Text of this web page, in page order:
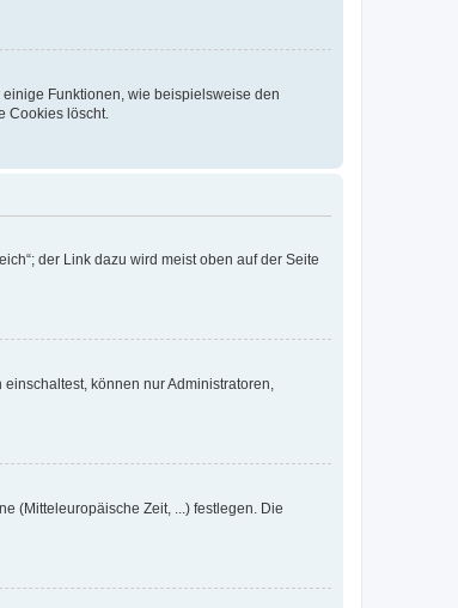
Funktionen, wie beispielsweise den
Cookies löscht.
der Link dazu wird meist oben auf der Seite
können nur Administratoren,
(Mitteleuropäische Zeit, ...) festlegen. Die